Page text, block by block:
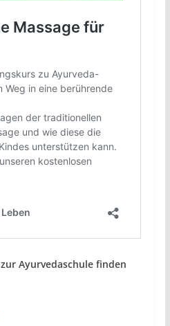
Ayurvedaschule finden